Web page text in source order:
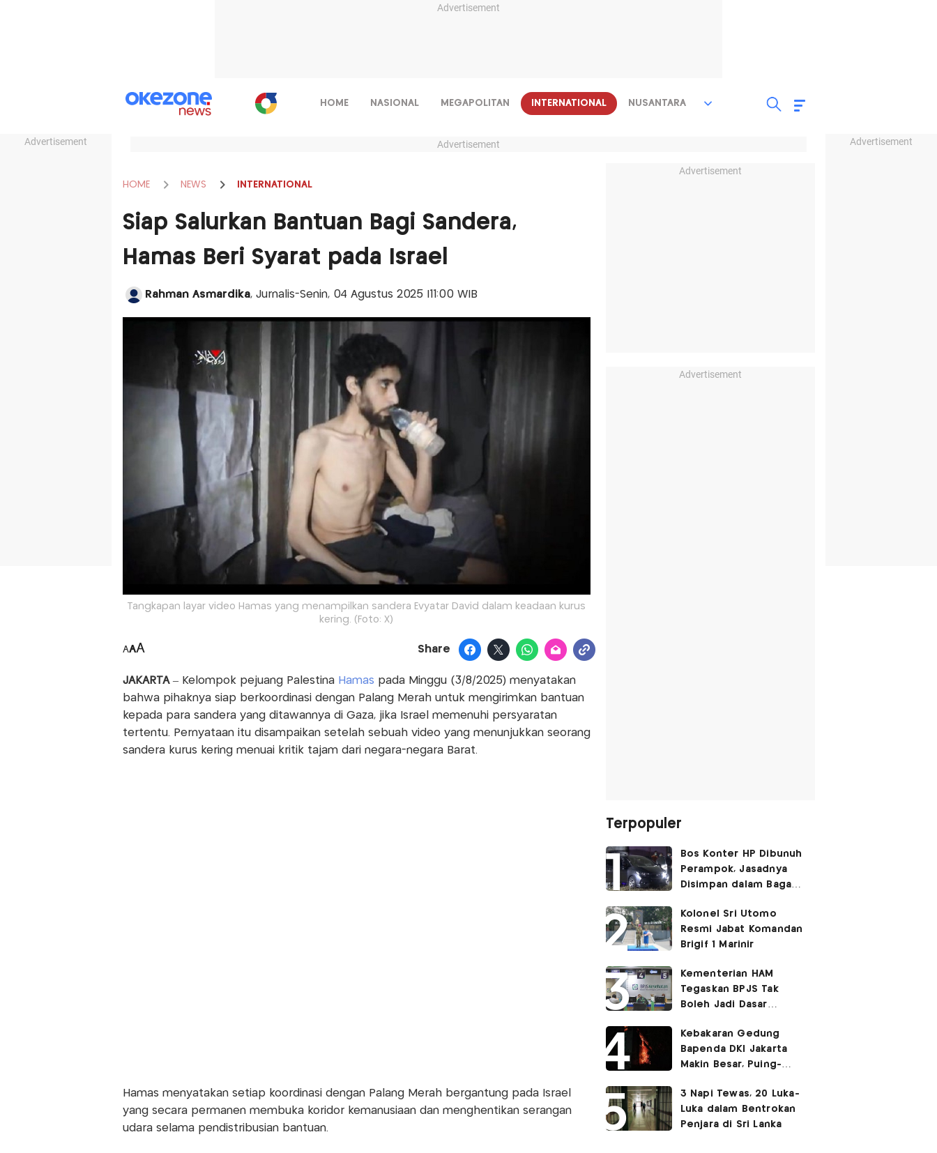
Advertisement
Advertisement Advertisement
HOME NASIONAL MEGAPOLITAN INTERNATIONAL NUSANTARA
Advertisement
HOME NEWS INTERNATIONAL
Siap Salurkan Bantuan Bagi Sandera,
Hamas Beri Syarat pada Israel
Rahman Asmardika, Jurnalis-Senin, 04 Agustus 2025 |11:00 WIB
Tangkapan layar video Hamas yang menampilkan sandera Evyatar David dalam keadaan kurus
kering. (Foto: X)
AAA Share
JAKARTA – Kelompok pejuang Palestina Hamas pada Minggu (3/8/2025) menyatakan
bahwa pihaknya siap berkoordinasi dengan Palang Merah untuk mengirimkan bantuan
kepada para sandera yang ditawannya di Gaza, jika Israel memenuhi persyaratan
tertentu. Pernyataan itu disampaikan setelah sebuah video yang menunjukkan seorang
sandera kurus kering menuai kritik tajam dari negara-negara Barat.
Hamas menyatakan setiap koordinasi dengan Palang Merah bergantung pada Israel
yang secara permanen membuka koridor kemanusiaan dan menghentikan serangan
udara selama pendistribusian bantuan.
Advertisement
Advertisement
Terpopuler
Bos Konter HP Dibunuh
Perampok, Jasadnya
Disimpan dalam Bagasi
Kolonel Sri Utomo
Resmi Jabat Komandan
Brigif 1 Marinir
Kementerian HAM
Tegaskan BPJS Tak
Boleh Jadi Dasar
Layanan Kesehatan
Kebakaran Gedung
Bapenda DKI Jakarta
Makin Besar, Puing-
3 Napi Tewas, 20 Luka-
Luka dalam Bentrokan
Penjara di Sri Lanka